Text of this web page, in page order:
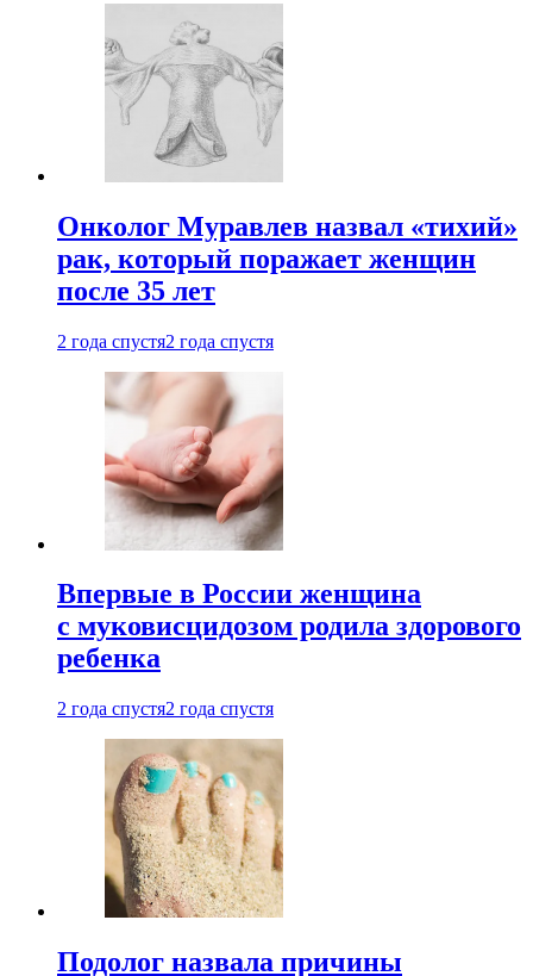
Онколог Муравлев назвал «тихий»
рак, который поражает женщин
после 35 лет
2 года спустя2 года спустя
Впервые в России женщина
с муковисцидозом родила здорового
ребенка
2 года спустя2 года спустя
Подолог назвала причины